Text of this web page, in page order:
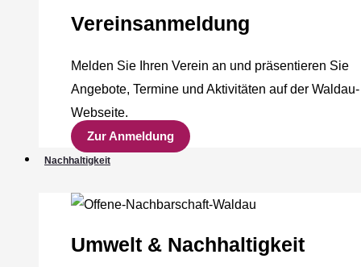
Vereinsanmeldung
Melden Sie Ihren Verein an und präsentieren Sie
Angebote, Termine und Aktivitäten auf der Waldau-
Webseite.
Zur Anmeldung
Nachhaltigkeit
Umwelt & Nachhaltigkeit